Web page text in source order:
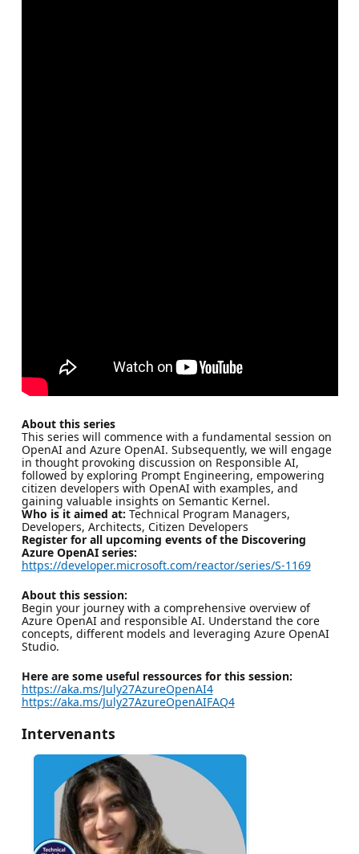
About this series
This series will commence with a fundamental session on
OpenAI and Azure OpenAI. Subsequently, we will engage
in thought provoking discussion on Responsible AI,
followed by exploring Prompt Engineering, empowering
citizen developers with OpenAI with examples, and
gaining valuable insights on Semantic Kernel.
Who is it aimed at: Technical Program Managers,
Developers, Architects, Citizen Developers
Register for all upcoming events of the Discovering
Azure OpenAI series:
https://developer.microsoft.com/reactor/series/S-1169
About this session:
Begin your journey with a comprehensive overview of
Azure OpenAI and responsible AI. Understand the core
concepts, different models and leveraging Azure OpenAI
Studio.
Here are some useful ressources for this session:
https://aka.ms/July27AzureOpenAI4
https://aka.ms/July27AzureOpenAIFAQ4
Intervenants